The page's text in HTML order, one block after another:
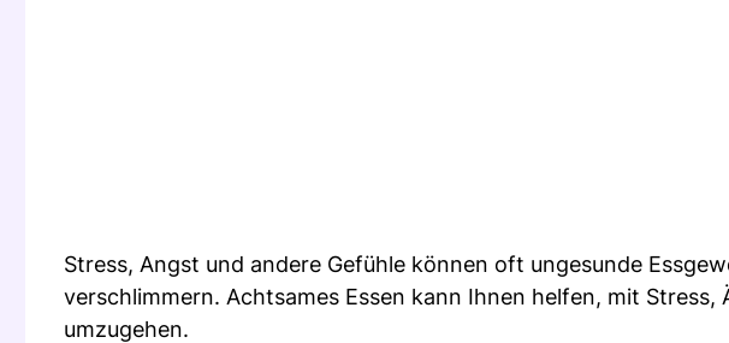
Stress, Angst und andere Gefühle können oft ungesunde
verschlimmern. Achtsames Essen kann Ihnen helfen, mit
umzugehen.